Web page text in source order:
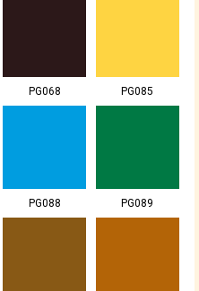
PG068 PG085
PG088 PG089